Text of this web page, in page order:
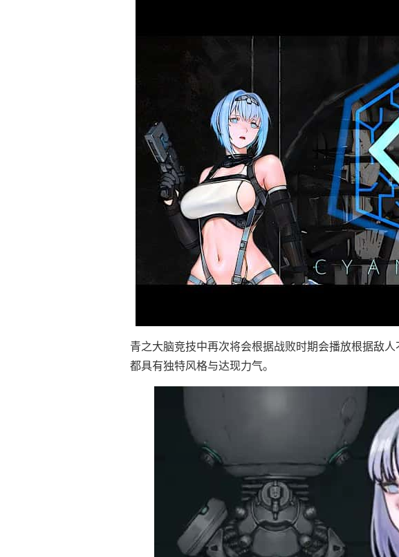
青之大脑竞技中再次将会根据战败时期会播放根据敌
都具有独特风格与达现力气。